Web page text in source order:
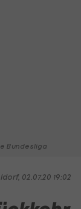
Bundesliga
02.07.20 19:02